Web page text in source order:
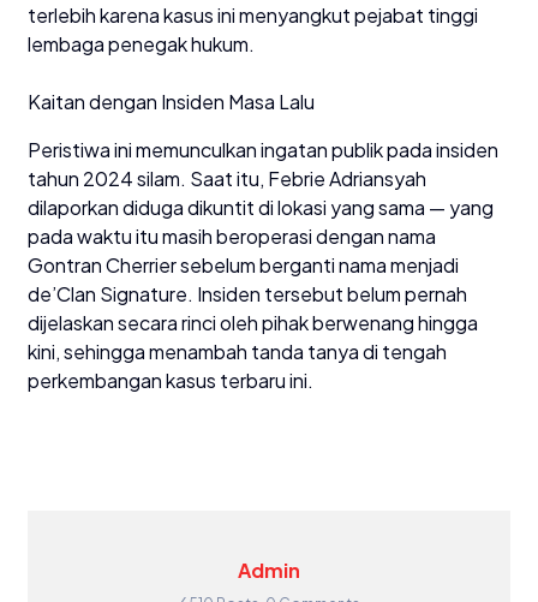
terlebih karena kasus ini menyangkut pejabat tinggi
lembaga penegak hukum.
Kaitan dengan Insiden Masa Lalu
Peristiwa ini memunculkan ingatan publik pada insiden
tahun 2024 silam. Saat itu, Febrie Adriansyah
dilaporkan diduga dikuntit di lokasi yang sama — yang
pada waktu itu masih beroperasi dengan nama
Gontran Cherrier sebelum berganti nama menjadi
de’Clan Signature. Insiden tersebut belum pernah
dijelaskan secara rinci oleh pihak berwenang hingga
kini, sehingga menambah tanda tanya di tengah
perkembangan kasus terbaru ini.
Admin